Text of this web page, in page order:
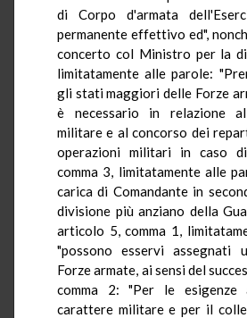
di Corpo d'armata
permanente effettivo ed",
concerto col Ministro per la
limitatamente alle parole:
gli stati maggiori delle Forze
è necessario in relazione
militare e al concorso dei
operazioni militari in caso di
comma 3, limitatamente alle
carica di Comandante in
divisione più anziano della
articolo 5, comma 1,
"possono esservi assegnati
Forze armate, ai sensi del
comma 2: "Per le esigenze
carattere militare e per il